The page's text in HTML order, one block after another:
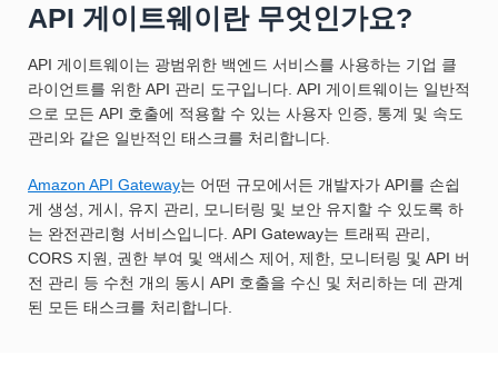
API 게이트웨이란 무엇인가요?
API 게이트웨이는 광범위한 백엔드 서비스를 사용하는 기업 클
라이언트를 위한 API 관리 도구입니다. API 게이트웨이는 일반적
으로 모든 API 호출에 적용할 수 있는 사용자 인증, 통계 및 속도
관리와 같은 일반적인 태스크를 처리합니다.
Amazon API Gateway는 어떤 규모에서든 개발자가 API를 손쉽
게 생성, 게시, 유지 관리, 모니터링 및 보안 유지할 수 있도록 하
는 완전관리형 서비스입니다. API Gateway는 트래픽 관리,
CORS 지원, 권한 부여 및 액세스 제어, 제한, 모니터링 및 API 버
전 관리 등 수천 개의 동시 API 호출을 수신 및 처리하는 데 관계
된 모든 태스크를 처리합니다.